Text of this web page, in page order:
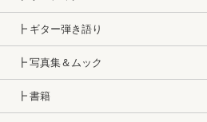
┣ ギター弾き語り
┣ 写真集＆ムック
┣ 書籍